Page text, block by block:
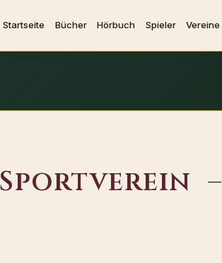
Startseite Bücher Hörbuch Spieler Vereine
–